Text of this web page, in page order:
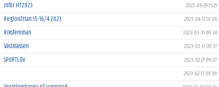
Inför HT2023 2023-06-29 15:21
Regionåttan 15-16/4 2023 2023-04-12 10:06
Riksfemman 2023-03-31 09:34
Västklassen 2023-03-17 09:37
SPORTLOV
2023-02-21 09:07
2023-02-17 09:38